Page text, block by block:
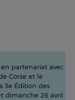
en partenariat avec
Corse et le
3e Édition des
dimanche 26 avril